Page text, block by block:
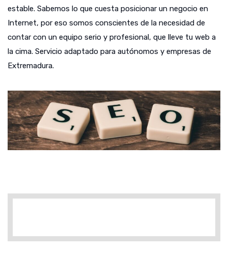
estable. Sabemos lo que cuesta posicionar un negocio en
Internet, por eso somos conscientes de la necesidad de
contar con un equipo serio y profesional, que lleve tu web a
la cima. Servicio adaptado para autónomos y empresas de
Extremadura.